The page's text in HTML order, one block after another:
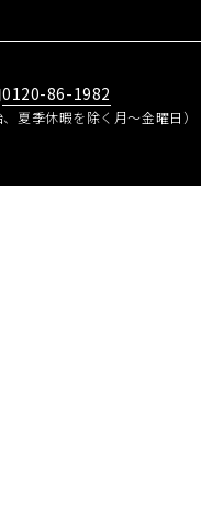
0120-86-1982
、夏季休暇を除く月～金曜日）